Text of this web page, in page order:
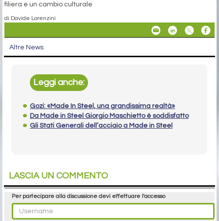
filiera e un cambio culturale
di Davide Lorenzini
Altre News
Leggi anche:
Gozi: «Made In Steel, una grandissima realtà»
Da Made in Steel Giorgio Maschietto è soddisfatto
Gli Stati Generali dell’acciaio a Made in Steel
LASCIA UN COMMENTO
Per partecipare alla discussione devi effettuare l'accesso